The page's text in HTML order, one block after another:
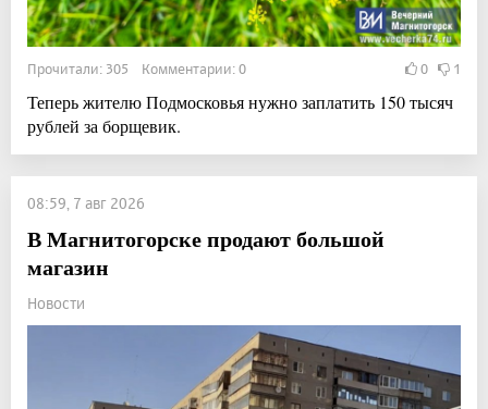
Прочитали: 305 Комментарии: 0 0 1
Теперь жителю Подмосковья нужно заплатить 150 тысяч
рублей за борщевик.
08:59, 7 авг 2026
В Магнитогорске продают большой
магазин
Новости